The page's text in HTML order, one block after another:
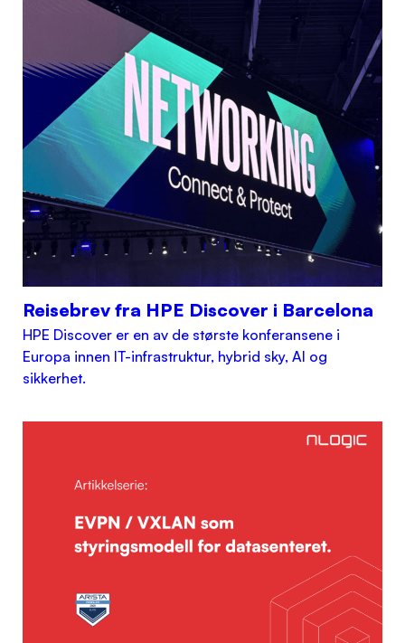
Reisebrev fra HPE Discover i Barcelona
HPE Discover er en av de største konferansene i
Europa innen IT-infrastruktur, hybrid sky, AI og
sikkerhet.